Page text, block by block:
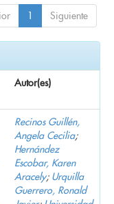
1 Siguiente
Autor(es)
Recinos Guillén,
Angela Cecilia;
Hernández
Escobar, Karen
Aracely; Urquilla
Guerrero, Ronald